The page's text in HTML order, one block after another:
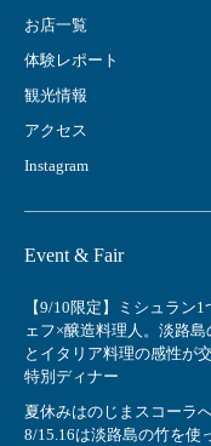
お店一覧
体験レポート
観光情報
アクセス
Instagram
Event & Fair
【9/10限定】ミシュラン1
ェフ×醸造料理人。淡路島
とイタリア料理の感性が
特別ディナー
夏休みはのじまスコーラ
8/15.16は淡路島の竹を使